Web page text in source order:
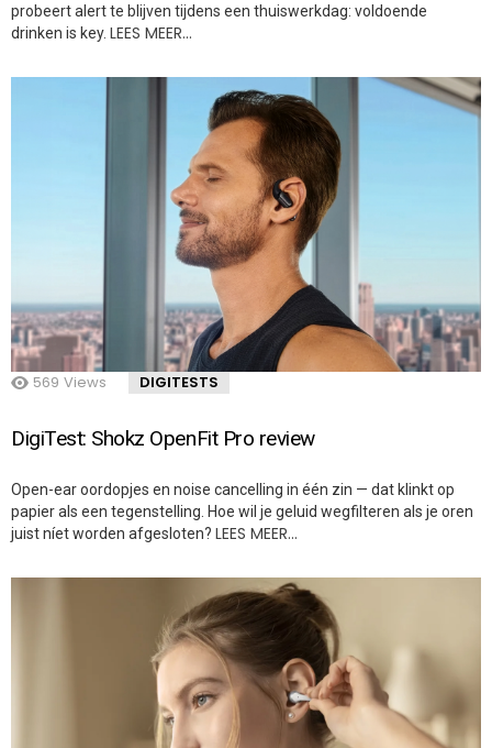
probeert alert te blijven tijdens een thuiswerkdag: voldoende
drinken is key. LEES MEER…
569 Views DIGITESTS
DigiTest: Shokz OpenFit Pro review
Open-ear oordopjes en noise cancelling in één zin — dat klinkt op
papier als een tegenstelling. Hoe wil je geluid wegfilteren als je oren
juist níet worden afgesloten? LEES MEER…